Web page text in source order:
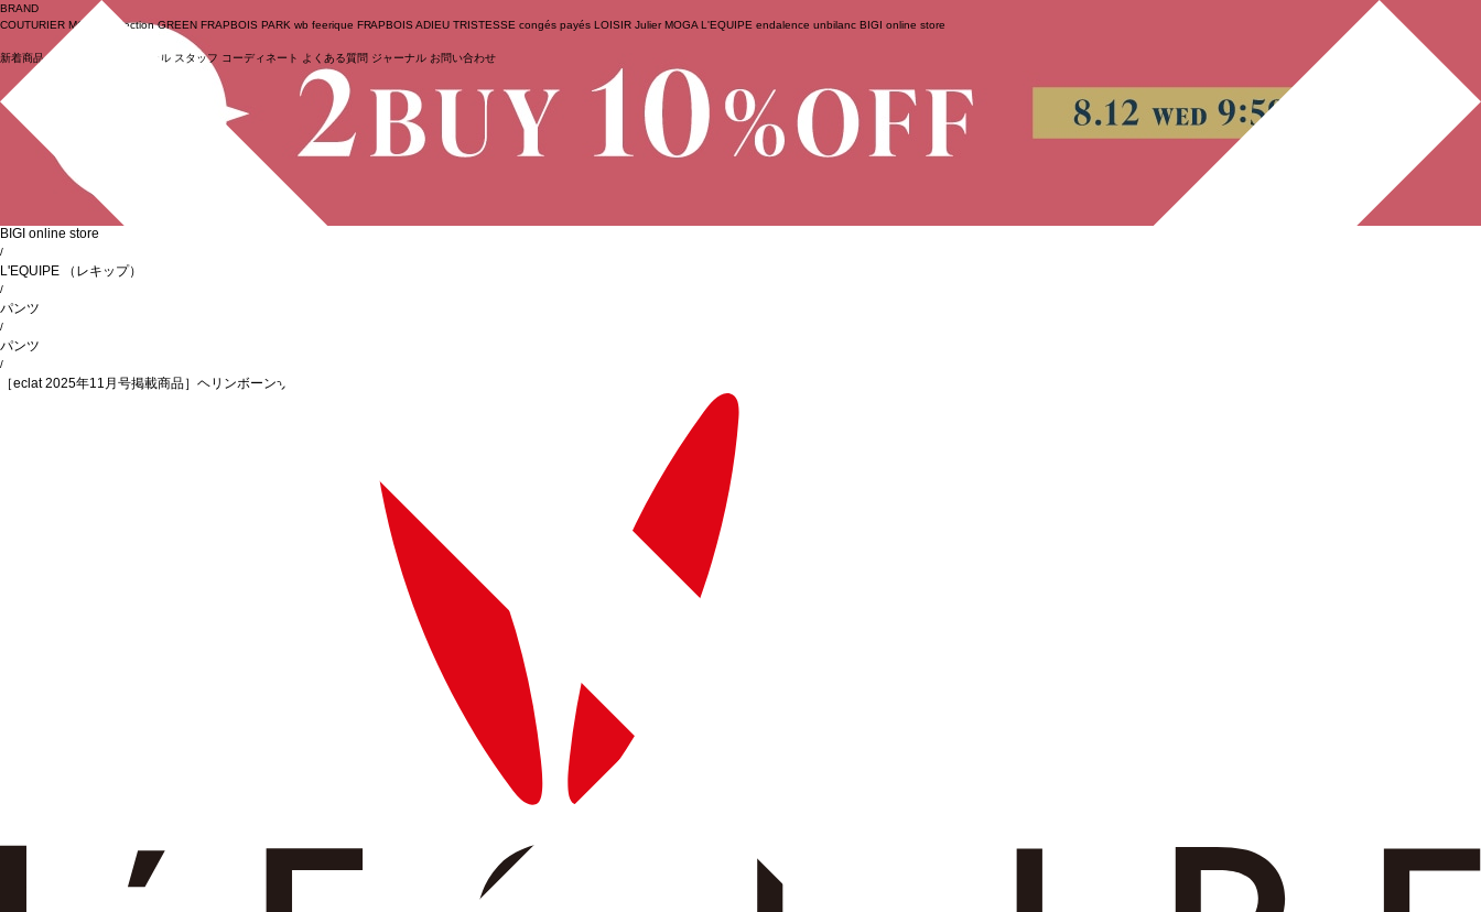
ログイン
BRAND
COUTURIER MOGA Collection GREEN FRAPBOIS PARK wb feerique FRAPBOIS ADIEU TRISTESSE congés payés LOISIR Julier MOGA L'EQUIPE endalence unbilanc BIGI online store
新着商品 (ライブ) セール スタッフ コーディネート よくある質問 ジャーナル お問い合わせ
BIGI online store
/
L'EQUIPE （レキップ）
/
パンツ
/
パンツ
/
［eclat 2025年11月号掲載商品］ヘリンボーンサキソニーパンツ